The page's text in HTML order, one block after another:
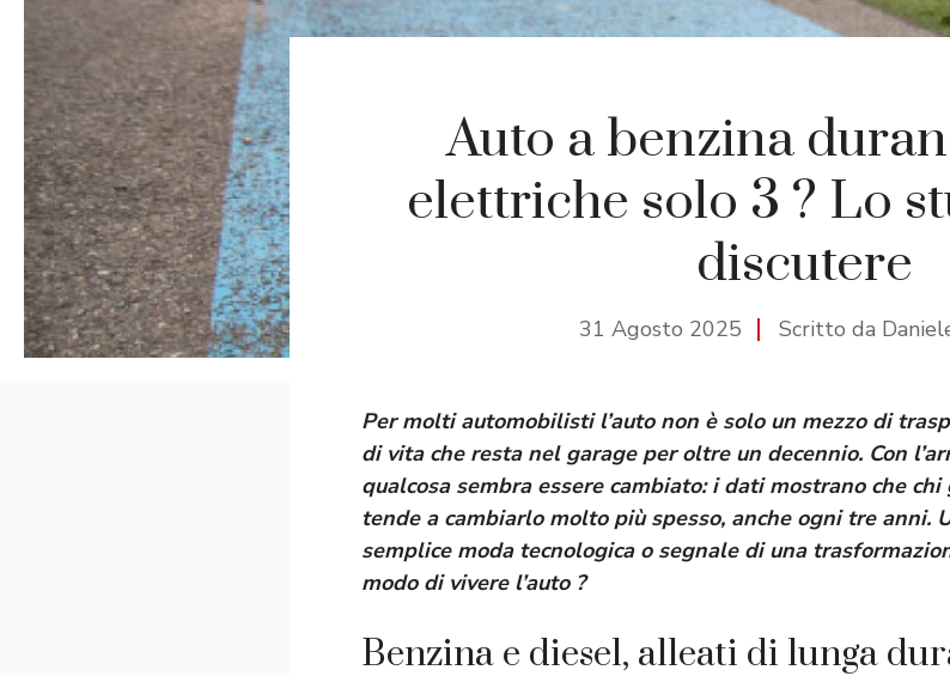
Auto a benzina
elettriche solo 3 ? Lo
discutere
31 Agosto 2025 Scritto da
Per molti automobilisti l’auto non è solo un mezzo di
di vita che resta nel garage per oltre un decennio. Con
qualcosa sembra essere cambiato: i dati mostrano che
tende a cambiarlo molto più spesso, anche ogni tre anni.
semplice moda tecnologica o segnale di una
modo di vivere l’auto ?
Benzina e diesel, alleati di lunga